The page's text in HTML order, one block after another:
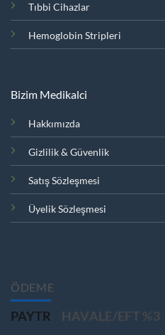
Tıbbi Cihazlar
Hemoglobin Stripleri
Bizim Medikalci
Hakkımızda
Gizlilik & Güvenlik
Satış Sözleşmesi
Üyelik Sözleşmesi
ÖDEME
PAYTR HAVALE/EFT %3